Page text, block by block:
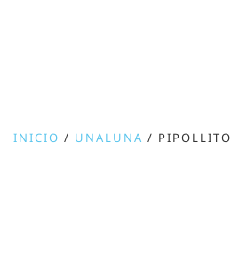
INICIO / UNALUNA / PIPOLLITO